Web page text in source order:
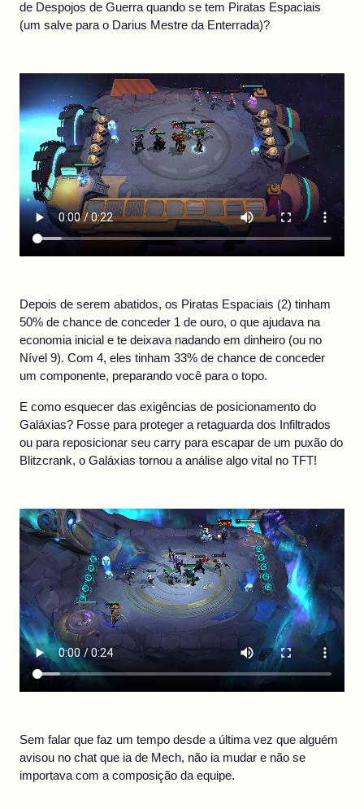
de Despojos de Guerra quando se tem Piratas Espaciais
(um salve para o Darius Mestre da Enterrada)?
Depois de serem abatidos, os Piratas Espaciais (2) tinham
50% de chance de conceder 1 de ouro, o que ajudava na
economia inicial e te deixava nadando em dinheiro (ou no
Nível 9). Com 4, eles tinham 33% de chance de conceder
um componente, preparando você para o topo.
E como esquecer das exigências de posicionamento do
Galáxias? Fosse para proteger a retaguarda dos Infiltrados
ou para reposicionar seu carry para escapar de um puxão do
Blitzcrank, o Galáxias tornou a análise algo vital no TFT!
Sem falar que faz um tempo desde a última vez que alguém
avisou no chat que ia de Mech, não ia mudar e não se
importava com a composição da equipe.